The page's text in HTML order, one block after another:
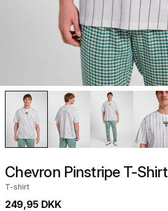
Chevron Pinstripe T-Shirt
T-shirt
249,95 DKK